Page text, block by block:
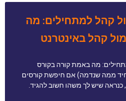
קהל למתחילים: מה
קהל באינטרנט
מה באמת קורה בקורס
ממה שנדמה) אם חיפשת קורסים
כנראה שיש לך משהו חשוב להגיד.